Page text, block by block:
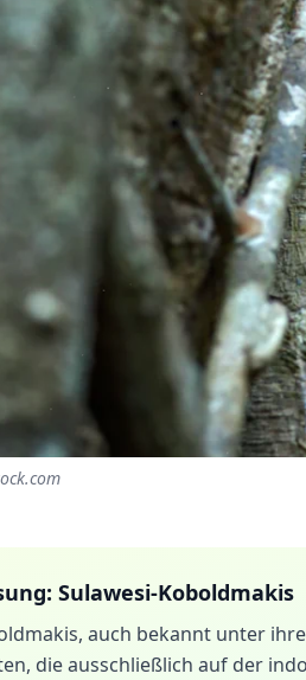
Sulawesi-Koboldmakis
auch bekannt unter
die ausschließlich auf der